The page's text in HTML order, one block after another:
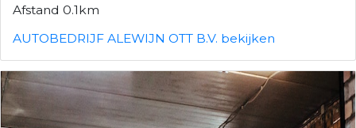
Afstand 0.1km
AUTOBEDRIJF ALEWIJN OTT B.V. bekijken